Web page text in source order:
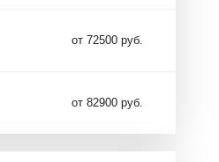
от 72500 руб.
от 82900 руб.